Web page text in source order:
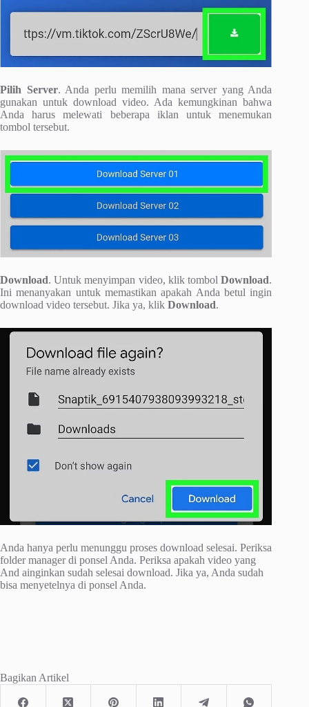
Pilih Server. Anda perlu memilih mana server yang Anda
gunakan untuk download video. Ada kemungkinan bahwa
Anda harus melewati beberapa iklan untuk menemukan
tombol tersebut.
Download. Untuk menyimpan video, klik tombolDownload.
Ini menanyakan untuk memastikan apakah Anda betul ingin
download video tersebut. Jika ya, klik Download.
Anda hanya perlu menunggu proses download selesai. Periksa
folder manager di ponsel Anda. Periksa apakah video yang
And ainginkan sudah selesai download. Jika ya, Anda sudah
bisa menyetelnya di ponsel Anda.
Bagikan Artikel